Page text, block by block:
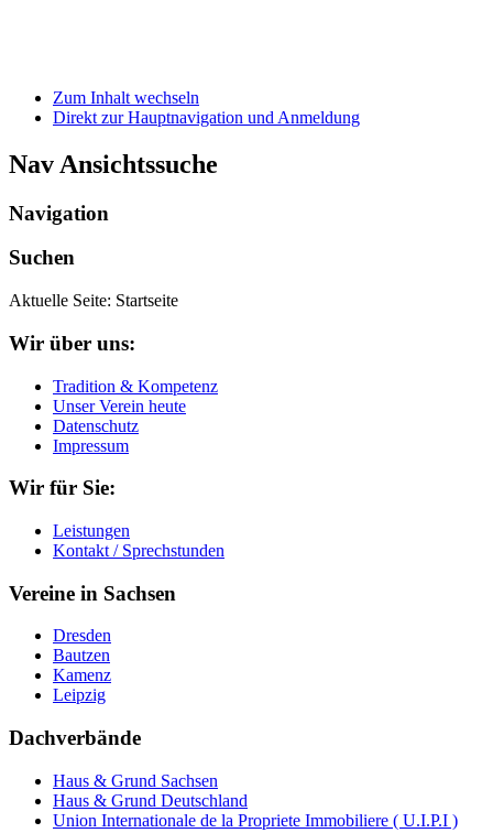
Zum Inhalt wechseln
Direkt zur Hauptnavigation und Anmeldung
Nav Ansichtssuche
Navigation
Suchen
Aktuelle Seite: Startseite
Wir über uns:
Tradition & Kompetenz
Unser Verein heute
Datenschutz
Impressum
Wir für Sie:
Leistungen
Kontakt / Sprechstunden
Vereine in Sachsen
Dresden
Bautzen
Kamenz
Leipzig
Dachverbände
Haus & Grund Sachsen
Haus & Grund Deutschland
Union Internationale de la Propriete Immobiliere ( U.I.P.I )